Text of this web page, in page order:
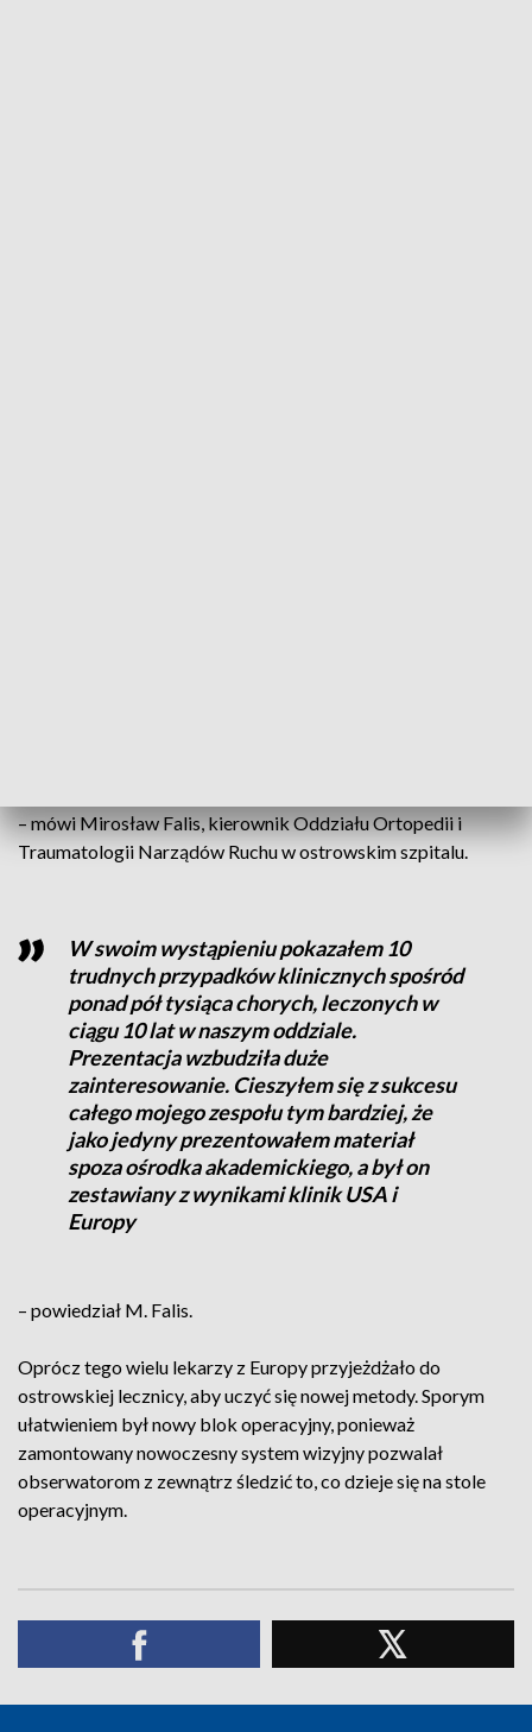
– mówi Mirosław Falis, kierownik Oddziału Ortopedii i
Traumatologii Narządów Ruchu w ostrowskim szpitalu.
W swoim wystąpieniu pokazałem 10
trudnych przypadków klinicznych spośród
ponad pół tysiąca chorych, leczonych w
ciągu 10 lat w naszym oddziale.
Prezentacja wzbudziła duże
zainteresowanie. Cieszyłem się z sukcesu
całego mojego zespołu tym bardziej, że
jako jedyny prezentowałem materiał
spoza ośrodka akademickiego, a był on
zestawiany z wynikami klinik USA i
Europy
– powiedział M. Falis.
Oprócz tego wielu lekarzy z Europy przyjeżdżało do
ostrowskiej lecznicy, aby uczyć się nowej metody. Sporym
ułatwieniem był nowy blok operacyjny, ponieważ
zamontowany nowoczesny system wizyjny pozwalał
obserwatorom z zewnątrz śledzić to, co dzieje się na stole
operacyjnym.